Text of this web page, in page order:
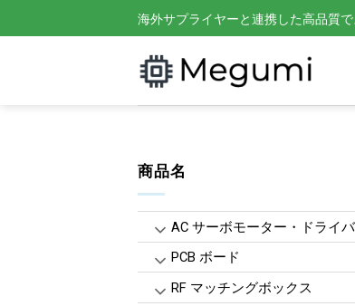
to
海外サプライヤーと連携した高品質
商品名
AC サーボモーター・ドライ
PCB ボード
RF マッチングボックス